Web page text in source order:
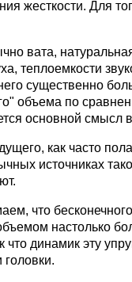
жесткости. Для
вата,
теплоемкости
существенно
объема по
основной
как часто
источниках
что
настолько
динамик эту